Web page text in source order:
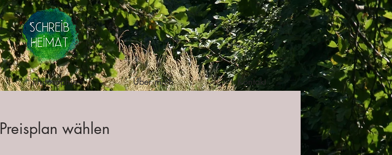
Philosophie Über mich Kontakt
Preisplan wählen